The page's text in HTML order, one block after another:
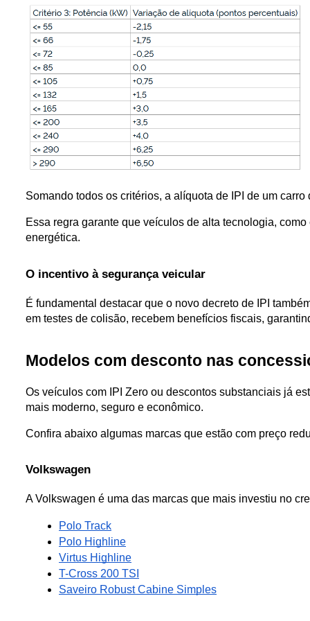
Somando todos os critérios, a alíquota de IPI de um
Essa regra garante que veículos de alta tecnologia,
energética.
O incentivo à segurança veicular
É fundamental destacar que o novo decreto de IPI
em testes de colisão, recebem benefícios fiscais,
Modelos com desconto nas
Os veículos com IPI Zero ou descontos substanciais já
mais moderno, seguro e econômico.
Confira abaixo algumas marcas que estão com preço
Volkswagen
A Volkswagen é uma das marcas que mais investiu no
Polo Track
Polo Highline
Virtus Highline
T-Cross 200 TSI
Saveiro Robust Cabine Simples